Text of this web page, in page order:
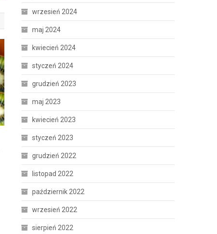
wrzesień 2024
maj 2024
kwiecień 2024
styczeń 2024
grudzień 2023
maj 2023
kwiecień 2023
styczeń 2023
grudzień 2022
listopad 2022
październik 2022
wrzesień 2022
sierpień 2022